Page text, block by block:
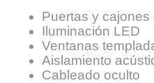
Puertas y cajones
Iluminación LED
Ventanas
Aislamiento
Cableado oculto